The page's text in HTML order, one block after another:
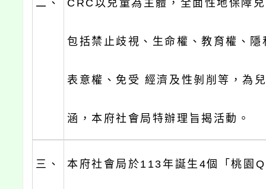
二、 CRC以兒童為主體，全面性地保障
包括禁止歧視、生命權、教育權、
表意權、免受 經濟及性剝削等，為
涵，本府社會局特辦理旨揭活動。
三、 本府社會局於113年誕生4個「桃園